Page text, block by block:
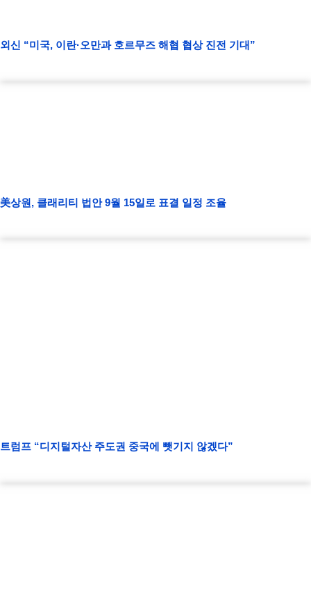
외신 “미국, 이란·오만과 호르무즈 해협 협상 진전 기대”
美상원, 클래리티 법안 9월 15일로 표결 일정 조율
트럼프 “디지털자산 주도권 중국에 뺏기지 않겠다”